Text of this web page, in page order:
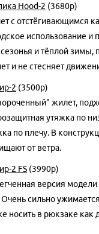
Hood-2 (3680р)
с отстёгивающимся
использование и
и тёплой зимы,
и не стесняет
2 (3500р)
жилет,
утяжка по
по плечу. В
от ветра.
2 FS (3990р)
версия
сильно
носить в рюкзаке как